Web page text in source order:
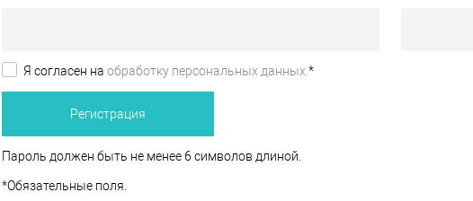
Я согласен на обработку персональных данных.*
Пароль должен быть не менее 6 символов длиной.
*Обязательные поля.